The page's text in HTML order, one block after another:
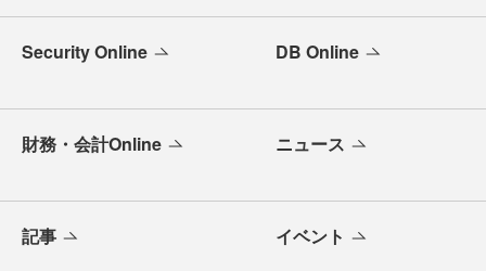
Security Online DB Online
財務・会計Online ニュース
記事 イベント